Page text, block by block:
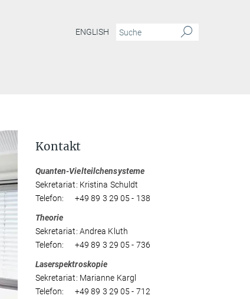
ENGLISH
Kontakt
Quanten-Vielteilchensysteme
Sekretariat: Kristina Schuldt
Telefon: +49 89 3 29 05 - 138
Theorie
Sekretariat: Andrea Kluth
Telefon: +49 89 3 29 05 - 736
Laserspektroskopie
Sekretariat: Marianne Kargl
Telefon: +49 89 3 29 05 - 712